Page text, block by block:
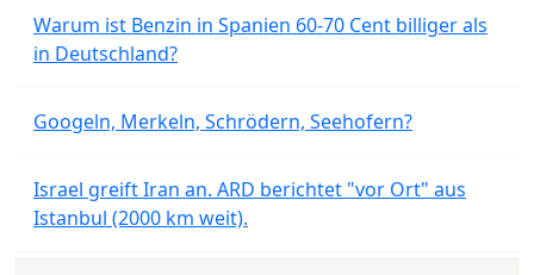
Warum ist Benzin in Spanien 60-70 Cent billiger als
in Deutschland?
Googeln, Merkeln, Schrödern, Seehofern?
Israel greift Iran an. ARD berichtet "vor Ort" aus
Istanbul (2000 km weit).